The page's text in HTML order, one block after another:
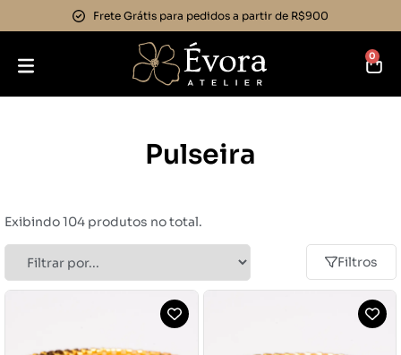
Frete Grátis para pedidos a partir de R$900
0
Pulseira
Exibindo 104 produtos no total.
Filtros